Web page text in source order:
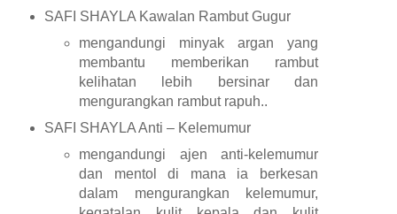
SAFI SHAYLA Kawalan Rambut Gugur
mengandungi minyak argan yang
membantu memberikan rambut
kelihatan lebih bersinar dan
mengurangkan rambut rapuh..
SAFI SHAYLA Anti – Kelemumur
mengandungi ajen anti-kelemumur
dan mentol di mana ia berkesan
dalam mengurangkan kelemumur,